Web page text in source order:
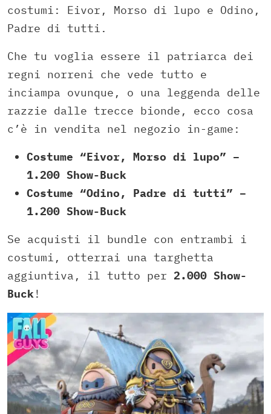
costumi: Eivor, Morso di lupo e Odino,
Padre di tutti.
Che tu voglia essere il patriarca dei
regni norreni che vede tutto e
inciampa ovunque, o una leggenda delle
razzie dalle trecce bionde, ecco cosa
c’è in vendita nel negozio in-game:
Costume “Eivor, Morso di lupo” –
1.200 Show-Buck
Costume “Odino, Padre di tutti” –
1.200 Show-Buck
Se acquisti il bundle con entrambi i
costumi, otterrai una targhetta
aggiuntiva, il tutto per 2.000 Show-
Buck!